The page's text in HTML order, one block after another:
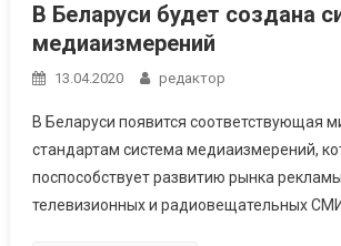
В Беларуси будет создана
медиаизмерений
13.04.2020 редактор
В Беларуси появится соответствующая
стандартам система медиаизмерений,
поспособствует развитию рынка
телевизионных и радиовещательных СМИ.